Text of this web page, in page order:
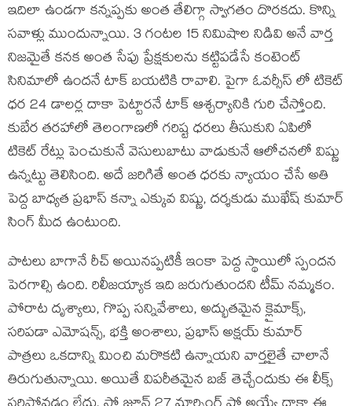
ఇదిలా ఉండగా కన్నప్పకు అంత తేలిగ్గా స్వాగతం దొరకదు. కొన్ని
సవాళ్లు ముందున్నాయి. 3 గంటల 15 నిమిషాల నిడివి అనే వార్త
నిజమైతే కనక అంత సేపు ప్రేక్షకులను కట్టిపడేసే కంటెంట్
సినిమాలో ఉందనే టాక్ బయటికి రావాలి. పైగా ఓవర్సీస్ లో టికెట్
ధర 24 డాలర్ల దాకా పెట్టారనే టాక్ ఆశ్చర్యానికి గురి చేస్తోంది.
కుబేర తరహాలో తెలంగాణలో గరిష్ట ధరలు తీసుకుని ఏపిలో
టికెట్ రేట్లు పెంచుకునే వెసులుబాటు వాడుకునే ఆలోచనలో విష్ణు
ఉన్నట్టు తెలిసింది. అదే జరిగితే అంత ధరకు న్యాయం చేసే అతి
పెద్ద బాధ్యత ప్రభాస్ కన్నా ఎక్కువ విష్ణు, దర్శకుడు ముఖేష్ కుమార్
సింగ్ మీద ఉంటుంది.
పాటలు బాగానే రీచ్ అయినప్పటికీ ఇంకా పెద్ద స్థాయిలో స్పందన
పెరగాల్సి ఉంది. రిలీజయ్యాక ఇది జరుగుతుందని టీమ్ నమ్మకం.
పోరాట దృశ్యాలు, గొప్ప సన్నివేశాలు, అద్భుతమైన క్లైమాక్స్,
సరిపడా ఎమోషన్స్, భక్తి అంశాలు, ప్రభాస్ అక్షయ్ కుమార్
పాత్రలు ఒకదాన్ని మించి మరొకటి ఉన్నాయని వార్తలైతే చాలానే
తిరుగుతున్నాయి. అయితే విపరీతమైన బజ్ తెచ్చేందుకు ఈ లీక్స్